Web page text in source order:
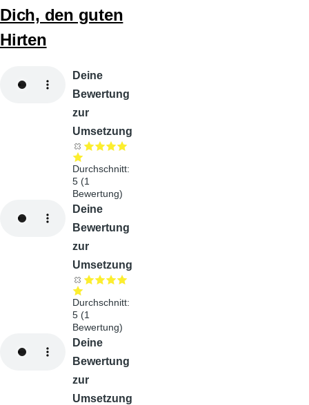
Dich, den guten
Hirten
Deine
Bewertung
zur
Umsetzung
Durchschnitt:
5 (1
Bewertung)
Deine
Bewertung
zur
Umsetzung
Durchschnitt:
5 (1
Bewertung)
Deine
Bewertung
zur
Umsetzung